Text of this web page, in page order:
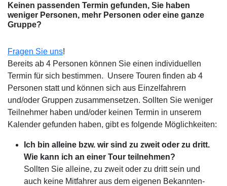
Keinen passenden Termin gefunden, Sie haben
weniger Personen, mehr Personen oder eine ganze
Gruppe?
Fragen Sie uns!
Bereits ab 4 Personen können Sie einen individuellen
Termin für sich bestimmen. Unsere Touren finden ab 4
Personen statt und können sich aus Einzelfahrern
und/oder Gruppen zusammensetzen. Sollten Sie weniger
Teilnehmer haben und/oder keinen Termin in unserem
Kalender gefunden haben, gibt es folgende Möglichkeiten:
Ich bin alleine bzw. wir sind zu zweit oder zu dritt.
Wie kann ich an einer Tour teilnehmen?
Sollten Sie alleine, zu zweit oder zu dritt sein und
auch keine Mitfahrer aus dem eigenen Bekannten-